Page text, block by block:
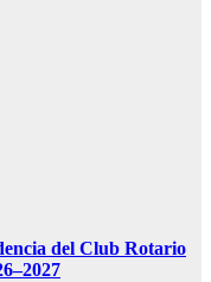
del Club Rotario